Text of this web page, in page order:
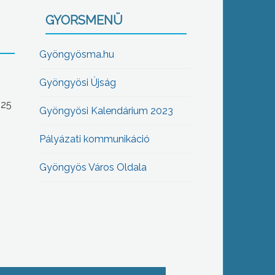
GYORSMENÜ
Gyöngyösma.hu
Gyöngyösi Újság
Gyöngyösi Kalendárium 2023
Pályázati kommunikáció
Gyöngyös Város Oldala